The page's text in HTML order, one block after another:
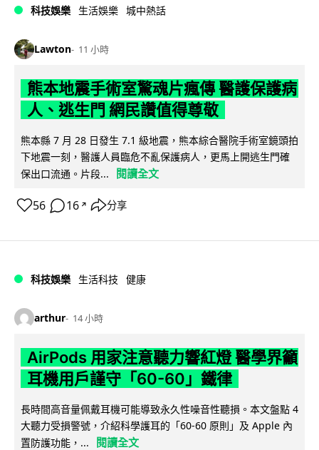
科技娛樂 生活娛樂 城中熱話
Lawton 11 小時
熊本地震手術室驚魂片瘋傳 醫護保護病
人、逃生門 網民讚值得尊敬
熊本縣 7 月 28 日發生 7.1 級地震，熊本綜合醫院手術室鏡頭拍
下地震一刻，醫護人員臨危不亂保護病人，更馬上開逃生門確
保出口流通。片段...
閱讀全文
56 16 ↗ 分享
科技娛樂 生活科技 健康
arthur 14 小時
AirPods 用家注意聽力響紅燈 醫學界籲
耳機用戶謹守「60-60」鐵律
長時間高音量佩戴耳機可能導致永久性噪音性聽損。本文盤點 4
大聽力受損警號，介紹科學護耳的「60-60 原則」及 Apple 內
置防護功能，...
閱讀全文